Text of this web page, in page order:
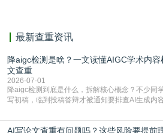
最新查重资讯
降aigc检测是啥？一文读懂AIGC学术内
文查重
2026-07-01
降aigc检测到底是什么，拆解核心概念？不少同
写初稿，临到投稿答辩才被通知要排查AI生成内
怕是已经入行的科研人员，不少人也搞不清降
准。其实，降aigc检测是伴随AIGC工具在学术
AI写论文查重有问题吗？这些风险要提前